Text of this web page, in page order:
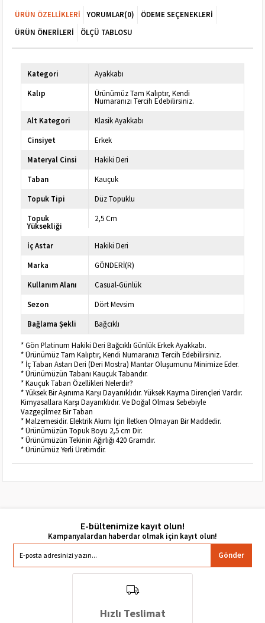
ÜRÜN ÖZELLIKLERI YORUMLAR(0)
ÖDEME SEÇENEKLERI
ÜRÜN ÖNERILERI
ÖLÇÜ TABLOSU
Kategori
Ayakkabı
Kalıp
Ürünümüz Tam Kalıptır, Kendi
Numaranızı Tercih Edebilirsiniz.
Alt Kategori
Klasik Ayakkabı
Cinsiyet
Erkek
Materyal Cinsi
Hakiki Deri
Taban
Kauçuk
Topuk Tipi
Düz Topuklu
Topuk
Yüksekliği
2,5 Cm
İç Astar
Hakiki Deri
Marka
GÖNDERİ(R)
Kullanım Alanı
Casual-Günlük
Sezon
Dört Mevsim
Bağlama Şekli
Bağcıklı
* Gön Platinum Hakiki Deri Bağcıklı Günlük Erkek Ayakkabı.
* Ürünümüz Tam Kalıptır, Kendi Numaranızı Tercih Edebilirsiniz.
* İç Taban Astarı Deri (Deri Mostra) Mantar Oluşumunu Minimize Eder.
* Ürünümüzün Tabanı Kauçuk Tabandır.
* Kauçuk Taban Özellikleri Nelerdir?
* Yüksek Bir Aşınıma Karşı Dayanıklıdır. Yüksek Kayma Dirençleri Vardır.
Kimyasallara Karşı Dayanıklıdır. Ve Doğal Olması Sebebiyle
Vazgeçilmez Bir Taban
* Malzemesidir. Elektrik Akımı İçin İletken Olmayan Bir Maddedir.
* Ürünümüzün Topuk Boyu 2,5 cm Dir.
* Ürünümüzün Tekinin Ağırlığı 420 Gramdır.
* Ürünümüz Yerli Üretimdir.
E-bültenimize kayıt olun!
Gönder
Hızlı Teslimat